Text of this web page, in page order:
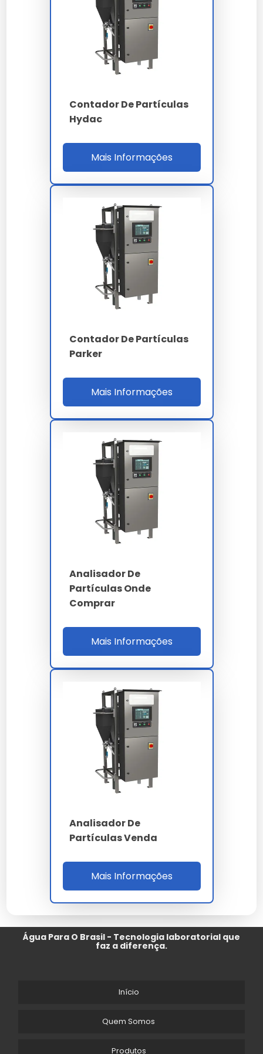
métodos gravimétricos (membrana 0.8 µm) e
microscopia óptica manual. A redução do
downtime hidráulico em frotas e máquinas CNC
atinge 22%, elevando o MTBF da bomba de
pistões axiais em até 1.800 horas quando
O analisador de partículas opera por difração
laser (Mie/Fraunhofer) ou análise dinâmica de
imagem, cobrindo faixa granulométrica de 0.04
a 2.500 micrometros (µm) com resolução de 100
canais logaritmicamente distribuídos. A
e o alinhamento automático do feixe dispensa
intervenção do operador em ciclo de 30
segundos por varredura.
PARÂMETRO
Difração laser Mie -
Faixa
0.04 a 2500 µm
70 - 100 µm (c)
Classes ISO 4406
14/12/10 a 22/20/18
inferior a 1% conforme
Vazão amostra
Ultrassom dispersão
40 kHz integrado
Calibração
traceable 1 a 100 µm
Normas
USB - LIMS
Contador De Partículas
Hydac
Mais Informações
Contador De Partículas
Parker
Mais Informações
Analisador De
Partículas Onde
Comprar
Mais Informações
Analisador De
Partículas Venda
Mais Informações
Água Para O Brasil - Tecnologia laboratorial que
faz a diferença.
Início
Quem Somos
Produtos